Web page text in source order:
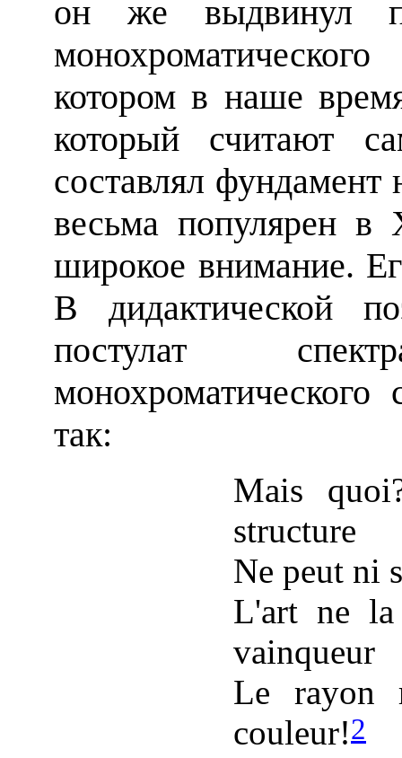
он же выдвинул
котором в наше
который считают
составлял
весьма популярен
широкое внимание.
В дидактической
постулат
монохроматического
так:
Mais
structure
Ne peut ni
L'art ne
vainqueur
Le rayon
couleur!2